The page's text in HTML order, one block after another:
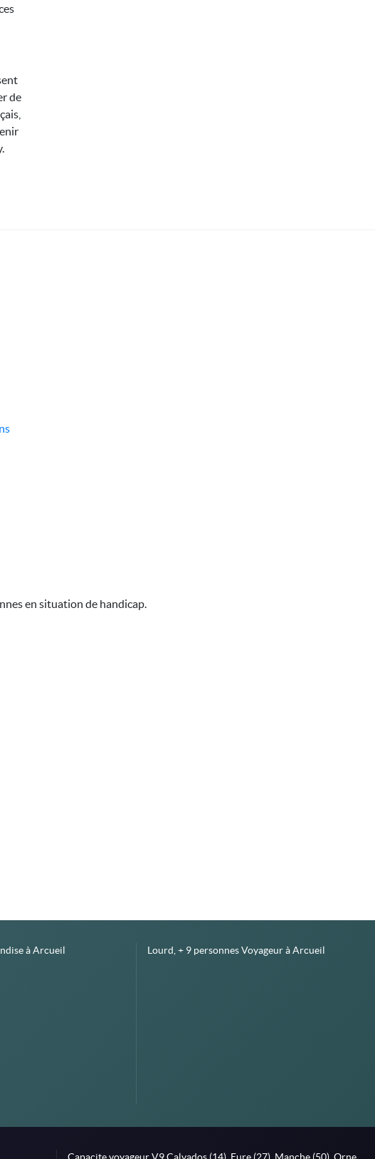
de
en situation de handicap.
à Arcueil Lourd, + 9 personnes Voyageur à Arcueil